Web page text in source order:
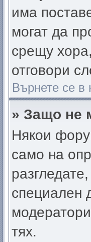
има
могат да
срещу
отговори
Върнете се в
» Защо не
Някои
само на
специален
тях.